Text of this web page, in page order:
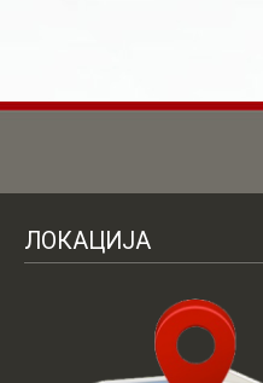
ЛОКАЦИЈА